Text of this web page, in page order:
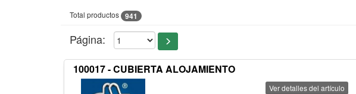
Total productos 941
Página:
100017 - CUBIERTA ALOJAMIENTO
Ver detalles del artículo